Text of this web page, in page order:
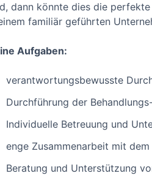
dann könnte dies die
familiär geführten
Aufgaben:
verantwortungsbewusste
Durchführung der
Individuelle Betreuung und
enge Zusammenarbeit mit
Beratung und Unterstützung